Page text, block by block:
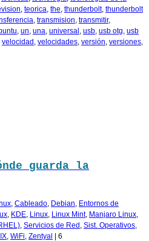
, teorica, the, thunderbolt, thunderbolt
, transmision, transmitir,
, un, una, universal , usb, usb otg, usb
velocidad , velocidades, versión, versiones,
guarda la
, Cableado, Debian, Entornos de
, KDE, Linux, Linux Mint, Manjaro Linux,
, Servicios de Red , Sist. Operativos,
, WiFi, Zentyal 6